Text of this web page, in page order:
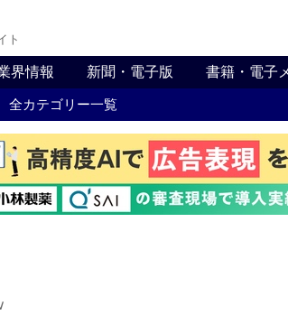
ト
界情報 新聞・電子版 書籍・電子
全カテゴリー一覧